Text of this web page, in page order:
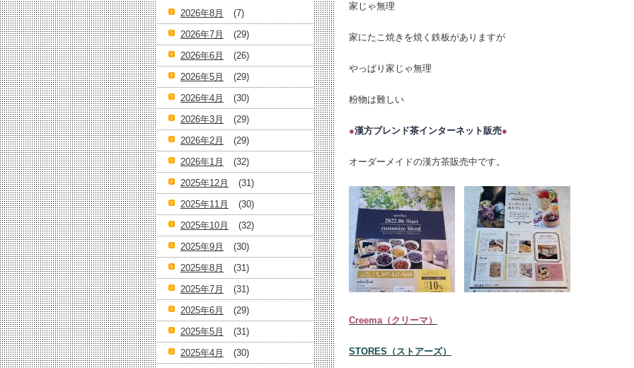
家じゃ無理
家にたこ焼きを焼く鉄板がありますが
やっぱり家じゃ無理
粉物は難しい
●漢方ブレンド茶インターネット販売●
オーダーメイドの漢方茶販売中です。
Creema（クリーマ）
STORES（ストアーズ）
2026年8月
(7)
2026年7月
(29)
2026年6月
(26)
2026年5月
(29)
2026年4月
(30)
2026年3月
(29)
2026年2月
(29)
2026年1月
(32)
2025年12月
(31)
2025年11月
(30)
2025年10月
(32)
2025年9月
(30)
2025年8月
(31)
2025年7月
(31)
2025年6月
(29)
2025年5月
(31)
2025年4月
(30)